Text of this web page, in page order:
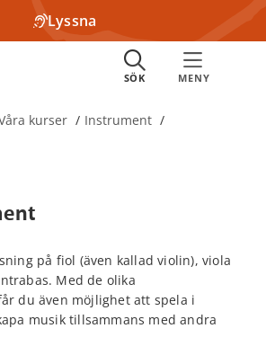
Lyssna
kurser
Instrument
på fiol (även kallad violin), viola
Med de olika
du även möjlighet att spela i
musik tillsammans med andra